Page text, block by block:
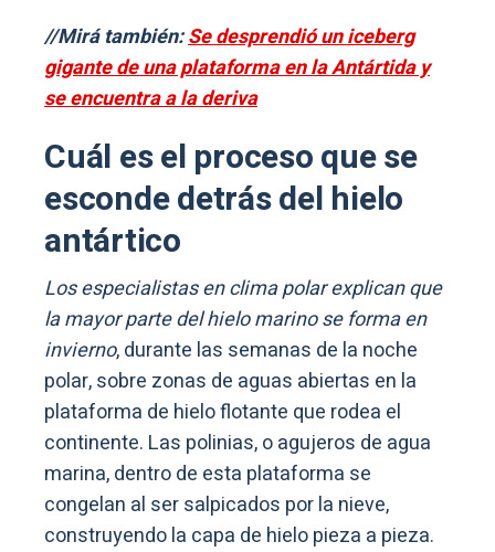
//Mirá también:Se desprendió un iceberg
gigante de una plataforma en la Antártida y
se encuentra a la deriva
Cuál es el proceso que se
esconde detrás del hielo
antártico
Los especialistas en clima polar explican que
la mayor parte del hielo marino se forma en
invierno, durante las semanas de la noche
polar, sobre zonas de aguas abiertas en la
plataforma de hielo flotante que rodea el
continente. Las polinias, o agujeros de agua
marina, dentro de esta plataforma se
congelan al ser salpicados por la nieve,
construyendo la capa de hielo pieza a pieza.